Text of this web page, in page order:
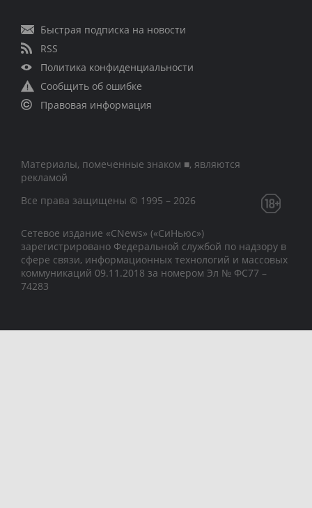
Быстрая подписка на новости
RSS
Политика конфиденциальности
Сообщить об ошибке
Правовая информация
Материалы, помеченные знаком ■, являются
рекламой
Все права защищены © 1995 – 2026
Сетевое издание «CNews» («СиНьюс»)
зарегистрировано Федеральной службой по надзору в
сфере связи, информационных технологий и массовых
коммуникаций 09.11.2018 за номером Эл № ФС77 –
74283